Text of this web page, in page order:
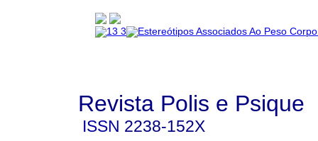
Revista Polis e Psique
ISSN 2238-152X